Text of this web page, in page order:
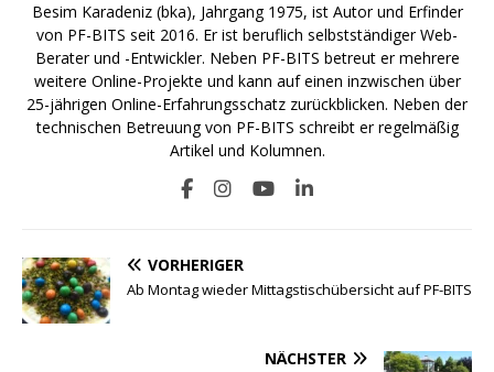
Besim Karadeniz (bka), Jahrgang 1975, ist Autor und Erfinder
von PF-BITS seit 2016. Er ist beruflich selbstständiger Web-
Berater und -Entwickler. Neben PF-BITS betreut er mehrere
weitere Online-Projekte und kann auf einen inzwischen über
25-jährigen Online-Erfahrungsschatz zurückblicken. Neben der
technischen Betreuung von PF-BITS schreibt er regelmäßig
Artikel und Kolumnen.
VORHERIGER
Ab Montag wieder Mittagstischübersicht auf PF-BITS
NÄCHSTER